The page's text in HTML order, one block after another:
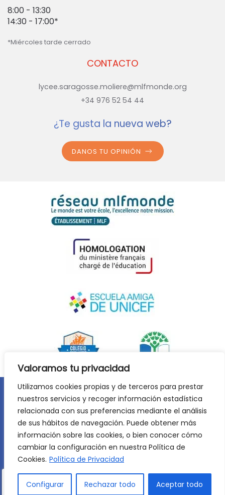
Valoramos tu privacidad
Utilizamos cookies propias y de terceros para prestar
nuestros servicios y recoger información estadística
relacionada con sus preferencias mediante el análisis
de sus hábitos de navegación. Puede obtener más
información sobre las cookies, o bien conocer cómo
cambiar la configuración en nuestra Política de
Cookies. Política de Privacidad
Configurar Rechazar todo Aceptar todo
CONTACTO
lycee.saragosse.moliere@mlfmonde.org
+34 976 52 54 44
8:00 - 13:30
14:30 - 17:00*
*Miércoles tarde cerrado
¿Te gusta la nueva web?
DANOS TU OPINIÓN
Aviso legal
Política de privacidad
Política de cookies
©2026Lycée Français Molière de Zaragoza. Todos los
derechos reservados. Desarrollo web: